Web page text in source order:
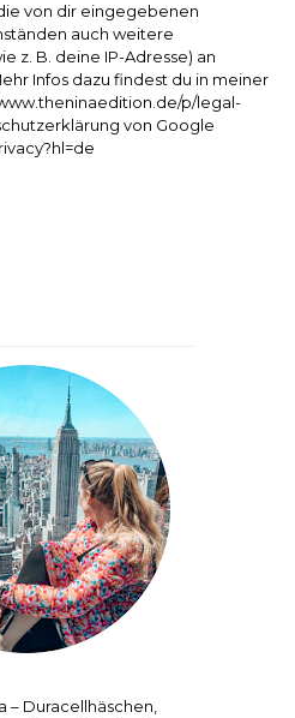
von dir eingegebenen
auch weitere
z. B. deine IP-Adresse) an
Infos dazu findest du in meiner
p/legal-
von Google
– Duracellhäschen,